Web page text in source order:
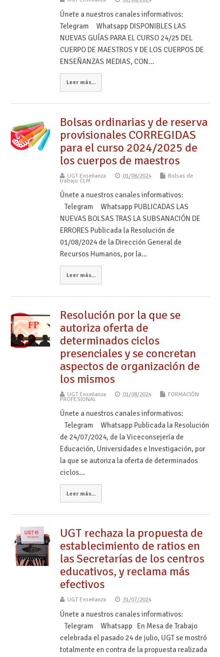
Únete a nuestros canales informativos:
Telegram Whatsapp DISPONIBLES LAS
NUEVAS GUÍAS PARA EL CURSO 24/25 DEL
CUERPO DE MAESTROS Y DE LOS CUERPOS DE
ENSEÑANZAS MEDIAS, CON…
Leer más...
Bolsas ordinarias y de reserva
provisionales CORREGIDAS
para el curso 2024/2025 de
los cuerpos de maestros
UGT Enseñanza 01/08/2024 Bolsas de
trabajo CLM
Únete a nuestros canales informativos:
Telegram Whatsapp PUBLICADAS LAS
NUEVAS BOLSAS TRAS LA SUBSANACIÓN DE
ERRORES Publicada la Resolución de
01/08/2024 de la Dirección General de
Recursos Humanos, por la…
Leer más...
Resolución por la que se
autoriza oferta de
determinados ciclos
presenciales y se concretan
aspectos de organización de
los mismos
UGT Enseñanza 01/08/2024 FORMACIÓN
PROFESIONAL
Únete a nuestros canales informativos:
Telegram Whatsapp Publicada la Resolución
de 24/07/2024, de la Viceconsejería de
Educación, Universidades e Investigación, por
la que se autoriza la oferta de determinados
ciclos…
Leer más...
UGT rechaza la propuesta de
establecimiento de ratios en
las Secretarías de los centros
educativos, y reclama más
efectivos
UGT Enseñanza 31/07/2024
Únete a nuestros canales informativos:
Telegram Whatsapp En Mesa de Trabajo
celebrada el pasado 24 de julio, UGT se mostró
totalmente en contra de la propuesta realizada